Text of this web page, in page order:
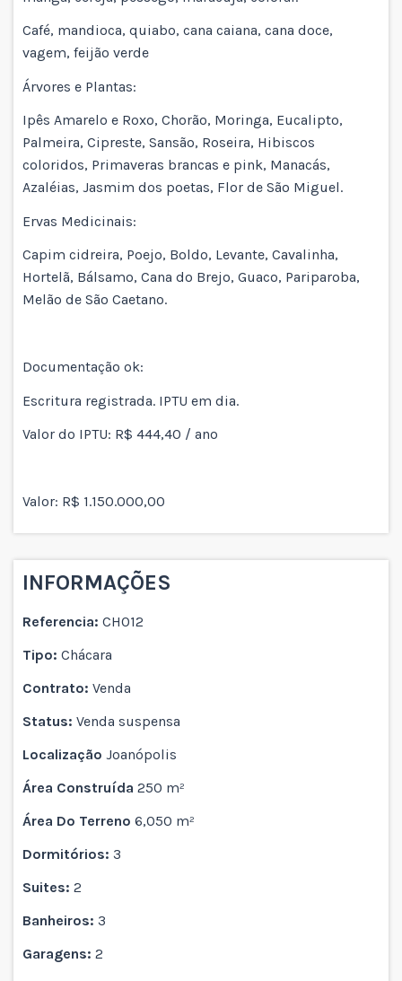
Café, mandioca, quiabo, cana caiana, cana doce,
vagem, feijão verde
Árvores e Plantas:
Ipês Amarelo e Roxo, Chorão, Moringa, Eucalipto,
Palmeira, Cipreste, Sansão, Roseira, Hibiscos
coloridos, Primaveras brancas e pink, Manacás,
Azaléias, Jasmim dos poetas, Flor de São Miguel.
Ervas Medicinais:
Capim cidreira, Poejo, Boldo, Levante, Cavalinha,
Hortelã, Bálsamo, Cana do Brejo, Guaco, Pariparoba,
Melão de São Caetano.
Documentação ok:
Escritura registrada. IPTU em dia.
Valor do IPTU: R$ 444,40 / ano
Valor: R$ 1.150.000,00
INFORMAÇÕES
Referencia: CH012
Tipo: Chácara
Contrato: Venda
Status: Venda suspensa
Localização Joanópolis
Área Construída
250 m²
Área Do Terreno
6,050 m²
Dormitórios: 3
Suites: 2
Banheiros: 3
Garagens: 2